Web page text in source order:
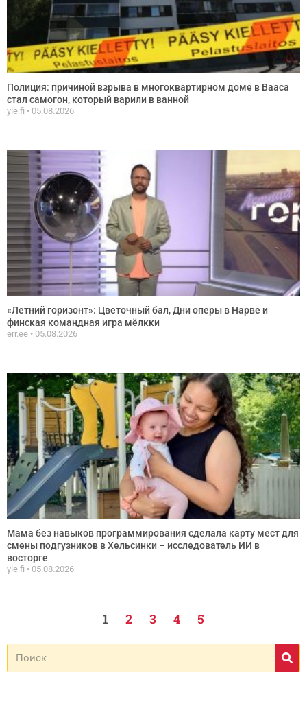
Полиция: причиной взрыва в многоквартирном доме в Вааса
стал самогон, который варили в ванной
yle.fi 05.08.2026
«Летний горизонт»: Цветочный бал, Дни оперы в Нарве и
финская командная игра мёлкки
err.ee 05.08.2026
Мама без навыков программирования сделала карту мест для
смены подгузников в Хельсинки – исследователь ИИ в
восторге
yle.fi 05.08.2026
1 2 3 4 5